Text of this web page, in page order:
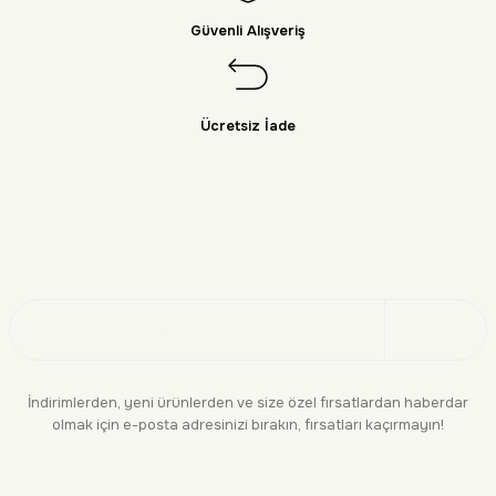
Güvenli Alışveriş
Ücretsiz İade
İndirimlerden, yeni ürünlerden ve size özel fırsatlardan haberdar
olmak için e-posta adresinizi bırakın, fırsatları kaçırmayın!